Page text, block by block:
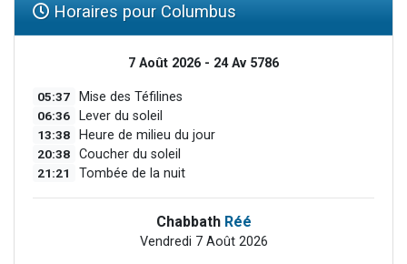
Horaires pour Columbus
7 Août 2026 - 24 Av 5786
05:37 Mise des Téfilines
06:36 Lever du soleil
13:38 Heure de milieu du jour
20:38 Coucher du soleil
21:21 Tombée de la nuit
Chabbath Réé
Vendredi 7 Août 2026